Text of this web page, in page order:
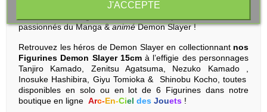
Zenitsu Agatsuma 15cmconstitue un
passionnés du Manga &animéDemon Slayer !
Retrouvez les héros de Demon Slayer en collectionnant nos
Figurines Demon Slayer 15cmà l’effigie des personnages
Tanjiro Kamado, Zenitsu Agatsuma, Nezuko Kamado ,
Inosuke Hashibira, Giyu Tomioka &
Shinobu Kocho, toutes
disponibles en solo ou en lot de 6 Figurines dans notre
boutique en ligne Arc-En-Ciel des Jouets !
J'ACCEPTE